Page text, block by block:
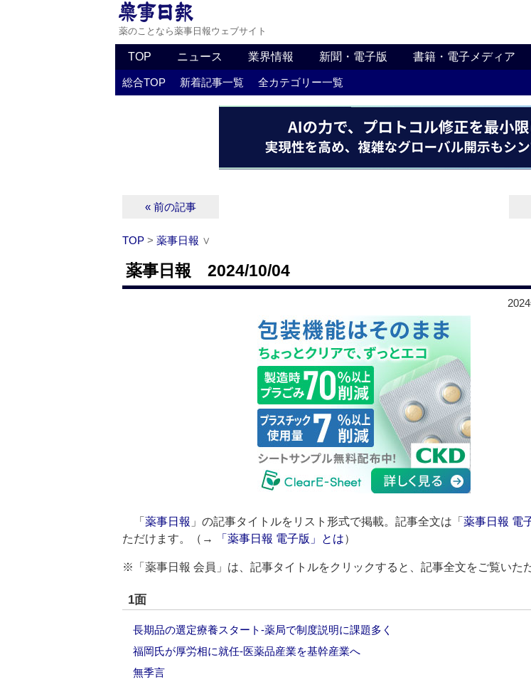
薬のことなら薬事日報ウェブサイト
TOP ニュース 業界情報 新聞・電子版 書籍・電子メディア
総合TOP 新着記事一覧 全カテゴリー一覧
« 前の記事
TOP > 薬事日報 ∨
薬事日報 2024/10/04
「 薬事日報 」の記事タイトルをリスト形式で掲載。記事全文は「 薬事日報 電
ただけます。（→
「薬事日報 電子版」とは）
※「薬事日報 会員」は、記事タイトルをクリックすると、記事全文をご覧いた
1面
長期品の選定療養スタート‐薬局で制度説明に課題多く
福岡氏が厚労相に就任‐医薬品産業を基幹産業へ
無季言